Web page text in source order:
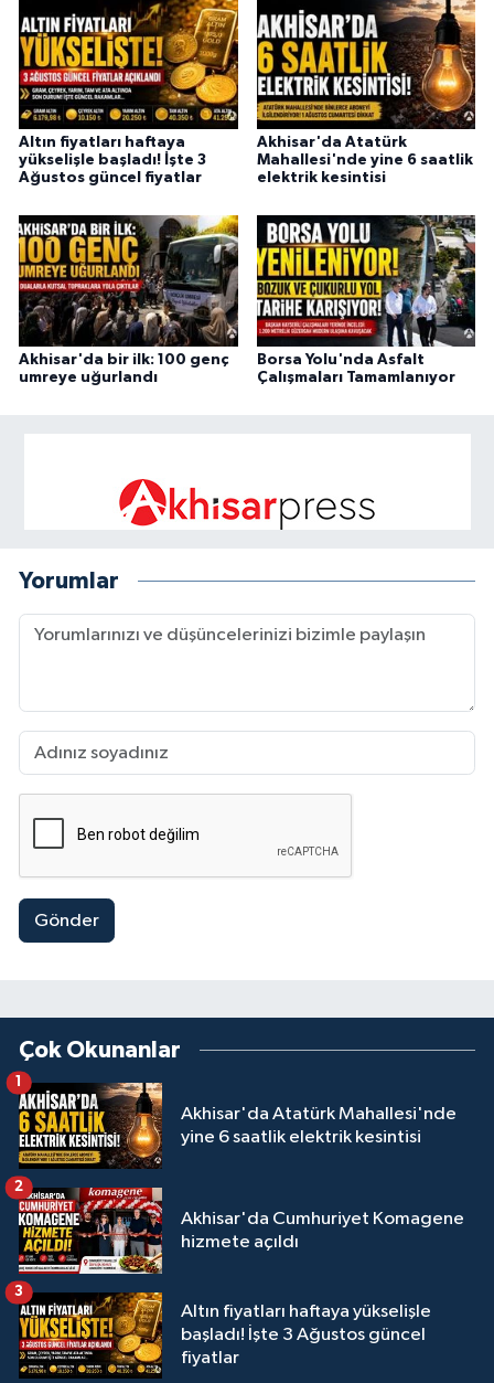
Altın fiyatları haftaya
yükselişle başladı! İşte 3
Ağustos güncel fiyatlar
Akhisar'da Atatürk
Mahallesi'nde yine 6 saatlik
elektrik kesintisi
Akhisar'da bir ilk: 100 genç
umreye uğurlandı
Borsa Yolu'nda Asfalt
Çalışmaları Tamamlanıyor
Yorumlar
Gönder
Çok Okunanlar
Akhisar'da Atatürk Mahallesi'nde
yine 6 saatlik elektrik kesintisi
1
Akhisar'da Cumhuriyet Komagene
hizmete açıldı
2
Altın fiyatları haftaya yükselişle
başladı! İşte 3 Ağustos güncel
fiyatlar
3